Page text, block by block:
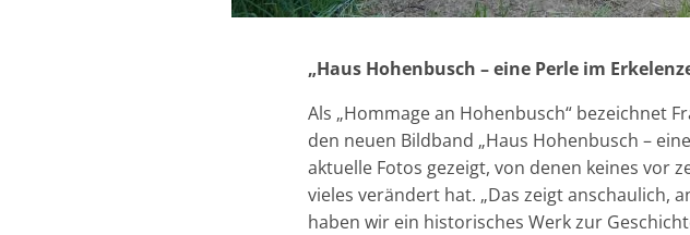
„Haus Hohenbusch – eine Perle im
Als „Hommage an Hohenbusch“ bezeichnet
den neuen Bildband „Haus Hohenbusch –
aktuelle Fotos gezeigt, von denen keines vor
vieles verändert hat. „Das zeigt anschaulich,
haben wir ein historisches Werk zur